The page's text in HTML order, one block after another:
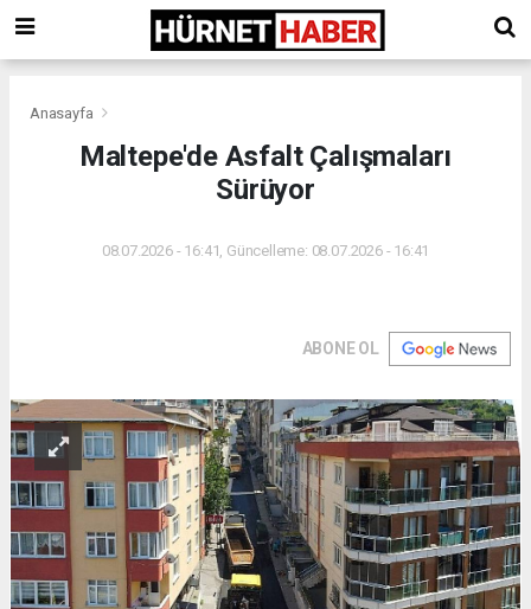
Anasayfa
Maltepe'de Asfalt Çalışmaları
Sürüyor
08.07.2026 - 16:41, Güncelleme: 08.07.2026 - 16:41
ABONE OL